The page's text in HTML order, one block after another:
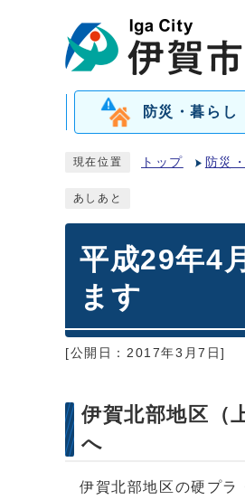
防災・暮らし
現在位置 トップ 防災
あしあと
平成29年4
ます
[公開日：2017年3月7日]
伊賀北部地区（
へ
伊賀北部地区の硬プラ